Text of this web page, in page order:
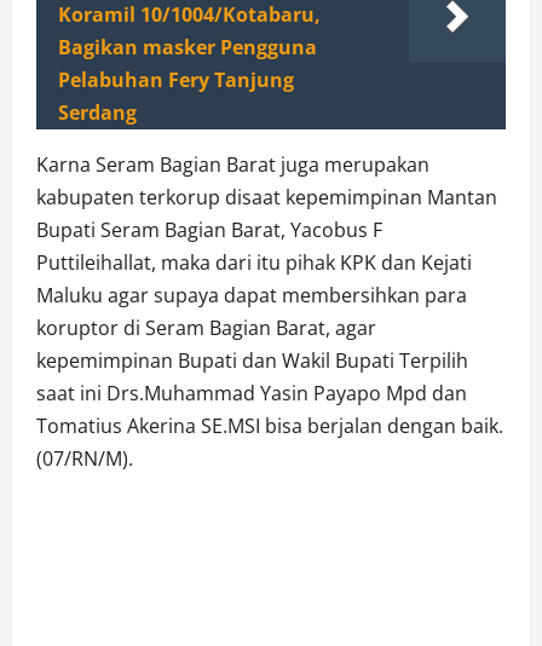
Koramil 10/1004/Kotabaru,
Bagikan masker Pengguna
Pelabuhan Fery Tanjung
Serdang
Karna Seram Bagian Barat juga merupakan
kabupaten terkorup disaat kepemimpinan Mantan
Bupati Seram Bagian Barat, Yacobus F
Puttileihallat, maka dari itu pihak KPK dan Kejati
Maluku agar supaya dapat membersihkan para
koruptor di Seram Bagian Barat, agar
kepemimpinan Bupati dan Wakil Bupati Terpilih
saat ini Drs.Muhammad Yasin Payapo Mpd dan
Tomatius Akerina SE.MSI bisa berjalan dengan baik.
(07/RN/M).